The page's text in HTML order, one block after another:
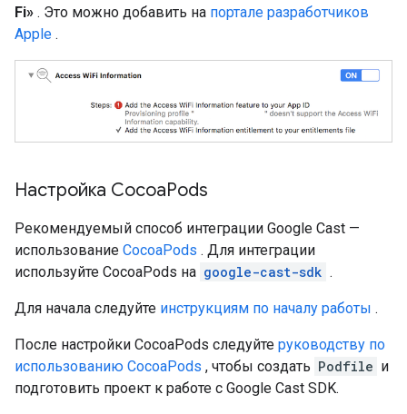
Fi» . Это можно добавить на портале разработчиков
Apple .
Настройка CocoaPods
Рекомендуемый способ интеграции Google Cast —
использование CocoaPods . Для интеграции
используйте CocoaPods на google-cast-sdk .
Для начала следуйте инструкциям по началу работы .
После настройки CocoaPods следуйте руководству по
использованию CocoaPods , чтобы создать Podfile и
подготовить проект к работе с Google Cast SDK.